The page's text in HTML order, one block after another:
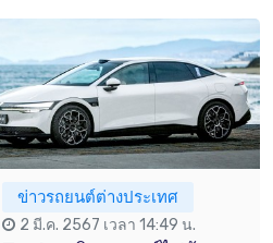
ข่าวรถยนต์ต่างประเทศ
2 มี.ค. 2567 เวลา 14:49 น.